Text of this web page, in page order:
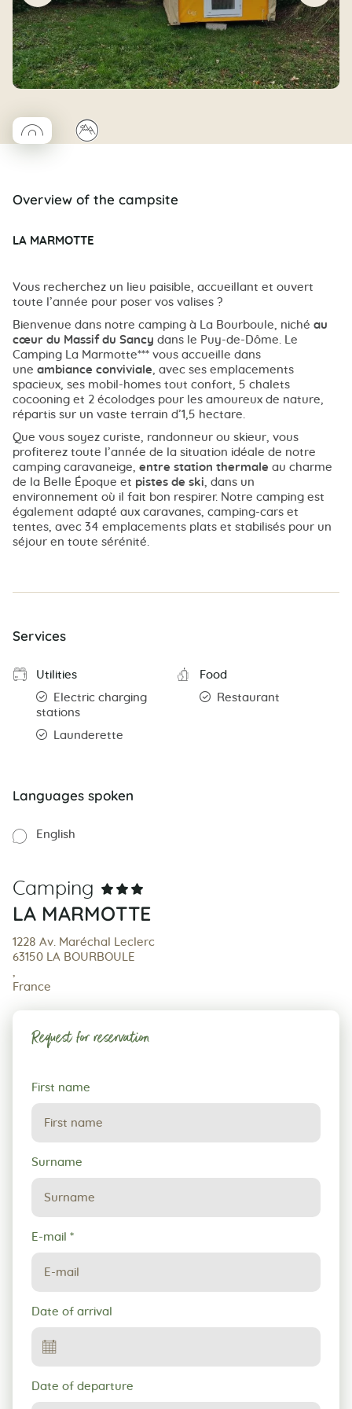
◯Coco rond⛰
Overview of the campsite
LA MARMOTTE
Vous recherchez un lieu paisible, accueillant et ouvert
toute l’année pour poser vos valises ?
Bienvenue dans notre camping à La Bourboule, niché au
cœur du Massif du Sancy dans le Puy-de-Dôme. Le
Camping La Marmotte*** vous accueille dans
une ambiance conviviale, avec ses emplacements
spacieux, ses mobil-homes tout confort, 5 chalets
cocooning et 2 écolodges pour les amoureux de nature,
répartis sur un vaste terrain d’1,5 hectare.
Que vous soyez curiste, randonneur ou skieur, vous
profiterez toute l’année de la situation idéale de notre
camping caravaneige, entre station thermale au charme
de la Belle Époque et pistes de ski, dans un
environnement où il fait bon respirer. Notre camping est
également adapté aux caravanes, camping-cars et
tentes, avec 34 emplacements plats et stabilisés pour un
séjour en toute sérénité.
Services
Utilities
Electric charging
stations
Launderette
Food
Restaurant
Languages spoken
English
Camping
LA MARMOTTE
1228 Av. Maréchal Leclerc
63150 LA BOURBOULE
,
France
Request for reservation
Request
for
reservation
First name
Surname
E-mail *
Date of arrival
Date of departure